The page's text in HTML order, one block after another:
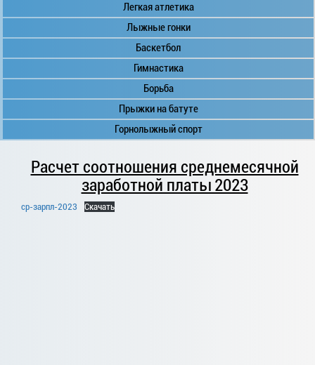
Легкая атлетика
Лыжные гонки
Баскетбол
Гимнастика
Борьба
Прыжки на батуте
Горнолыжный спорт
Расчет соотношения среднемесячной
заработной платы 2023
ср-зарпл-2023 Скачать